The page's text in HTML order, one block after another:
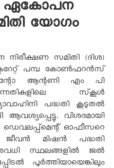
ഏകോപന
യോഗം
സമിതി (ദിശ)
പമ്പ കോണ്‍ഫറന്‍സ്
ആന്റണി എം പി
സ്‌കൂള്‍
പദ്ധതി കൂടുതല്‍
ആവശ്യപ്പെട്ടു. വിശദമായി
ഡെവലപ്പ്മെന്റ് ഓഫീസറെ
ജീവന്‍ മിഷന്‍ പദ്ധതി
സ്ഥലങ്ങളില്‍ ജല്‍
പൂര്‍ത്തിയായെങ്കിലും